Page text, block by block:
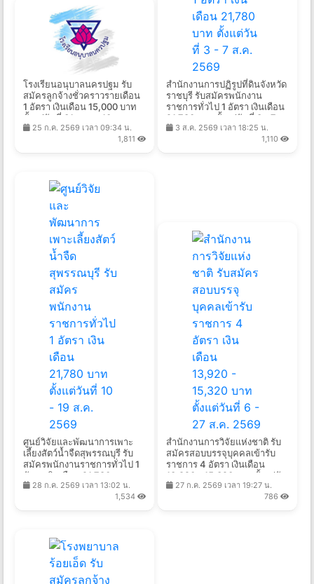
โรงเรียนอนุบาลนครปฐม รับ
สมัครลูกจ้างชั่วคราวรายเดือน
1 อัตรา เงินเดือน 15,000 บาท
ตั้งแต่วันที่ 31 ก.ค. - 10 ส.ค.
256925 ก.ค. 2569 เวลา 09:34 น.
1,811
สํานักงานการปฏิรูปที่ดินจังหวัด
ราชบุรี รับสมัครพนักงาน
ราชการทั่วไป 1 อัตรา เงินเดือน
21,780 บาท ตั้งแต่วันที่ 3 - 7
ส.ค. 2569
3 ส.ค. 2569 เวลา 18:25 น.
1,110
ศูนย์วิจัยและพัฒนาการเพาะ
เลี้ยงสัตว์น้ำจืดสุพรรณบุรี รับ
สมัครพนักงานราชการทั่วไป 1
อัตรา เงินเดือน 21,780 บาท
ตั้งแต่วันที่ 10 - 19 ส.ค. 2569
28 ก.ค. 2569 เวลา 13:02 น.
1,534
สำนักงานการวิจัยแห่งชาติ รับ
สมัครสอบบรรจุบุคคลเข้ารับ
ราชการ 4 อัตรา เงินเดือน
13,920 - 15,320 บาท ตั้งแต่วัน
ที่ 6 - 27 ส.ค. 2569
27 ก.ค. 2569 เวลา 19:27 น.
786